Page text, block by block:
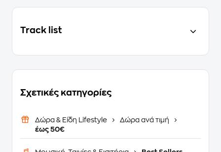
Track list
Σχετικές κατηγορίες
Δώρα & Είδη Lifestyle
Δώρα ανά τιμή
έως 50€